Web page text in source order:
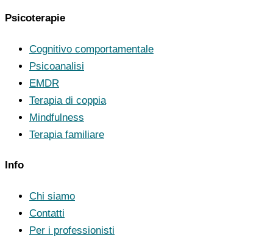
Psicoterapie
Cognitivo comportamentale
Psicoanalisi
EMDR
Terapia di coppia
Mindfulness
Terapia familiare
Info
Chi siamo
Contatti
Per i professionisti